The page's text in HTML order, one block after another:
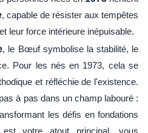
, capable de résister aux tempêtes
leur force intérieure inépuisable.
, le Bœuf symbolise la stabilité, le
Pour les nés en 1973, cela se
et réfléchie de l'existence.
à pas dans un champ labouré :
les défis en fondations
votre atout principal, vous